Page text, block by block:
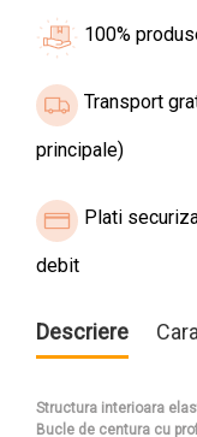
100%
Transport
principale)
Plati
debit
Descriere
Structura interioara
Bucle de centura cu